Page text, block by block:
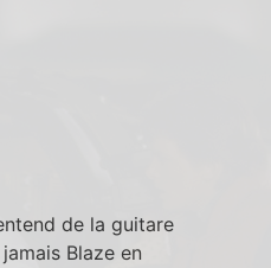
de la guitare
Blaze en